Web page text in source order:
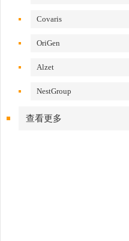
Covaris
OriGen
Alzet
NestGroup
查看更多